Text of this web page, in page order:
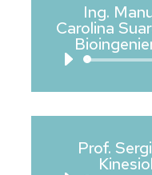
Ing.
Carolina
Prof.